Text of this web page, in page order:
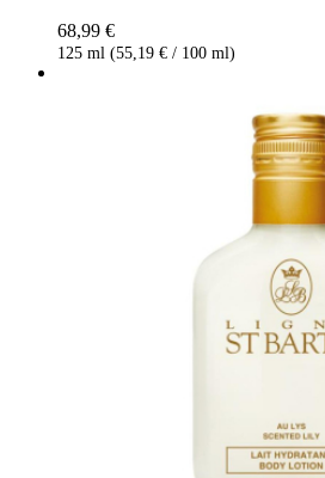
68,99 €
125 ml (55,19 € / 100 ml)